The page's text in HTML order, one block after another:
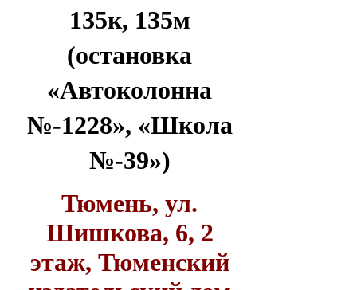
135к, 135м
(остановка
«Автоколонна
№-1228», «Школа
№-39»)
Тюмень, ул.
Шишкова, 6, 2
этаж, Тюменский